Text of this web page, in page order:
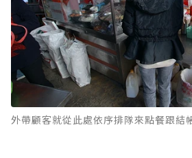
外帶顧客就從此處依序排隊來點餐跟結